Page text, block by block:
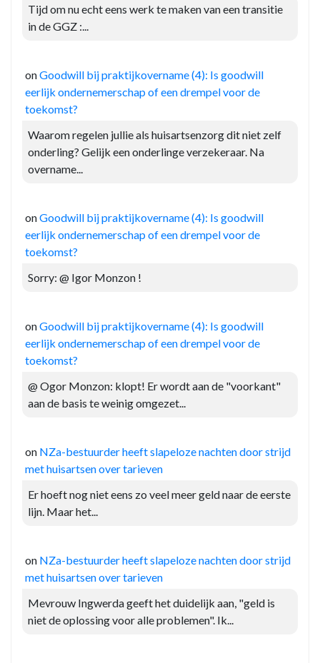
Tijd om nu echt eens werk te maken van een transitie
in de GGZ :...
onGoodwill bij praktijkovername (4): Is goodwill
eerlijk ondernemerschap of een drempel voor de
toekomst?
Waarom regelen jullie als huisartsenzorg dit niet zelf
onderling? Gelijk een onderlinge verzekeraar. Na
overname...
onGoodwill bij praktijkovername (4): Is goodwill
eerlijk ondernemerschap of een drempel voor de
toekomst?
Sorry: @ Igor Monzon !
onGoodwill bij praktijkovername (4): Is goodwill
eerlijk ondernemerschap of een drempel voor de
toekomst?
@ Ogor Monzon: klopt! Er wordt aan de "voorkant"
aan de basis te weinig omgezet...
on NZa-bestuurder heeft slapeloze nachten door strijd
met huisartsen over tarieven
Er hoeft nog niet eens zo veel meer geld naar de eerste
lijn. Maar het...
on NZa-bestuurder heeft slapeloze nachten door strijd
met huisartsen over tarieven
Mevrouw Ingwerda geeft het duidelijk aan, "geld is
niet de oplossing voor alle problemen". Ik...